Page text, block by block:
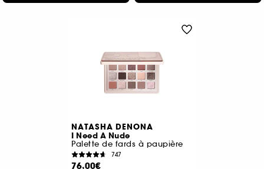
NATASHA DENONA
I Need A Nude
Palette de fards à paupière
747
76,00€